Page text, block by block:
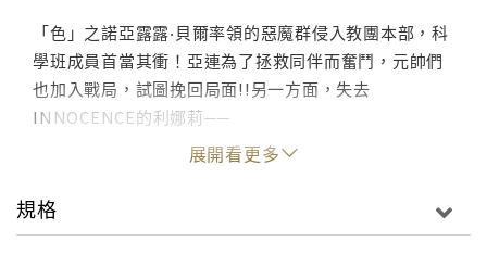
「色」之諾亞露露‧貝爾率領的惡魔群侵入教團本部，科
學班成員首當其衝！亞連為了拯救同伴而奮鬥，元帥們
也加入戰局，試圖挽回局面!!另一方面，失去
INNOCENCE的利娜莉──
展開看更多
規格